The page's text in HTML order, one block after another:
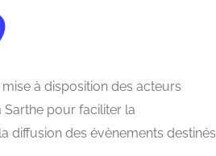
mise à disposition des acteurs
pour faciliter la
diffusion des évènements destinés